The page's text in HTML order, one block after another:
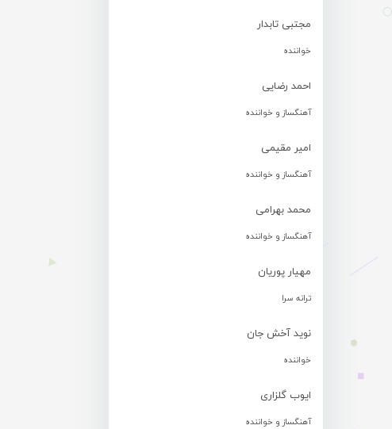
مجتبی تابدار
خواننده
احمد رضایی
آهنگساز و خواننده
امیر مقیمی
آهنگساز و خواننده
محمد بهرامی
آهنگساز و خواننده
مهیار پوریان
ترانه سرا
نوید آخش جان
خواننده
ایوب گلزاری
آهنگساز و خواننده